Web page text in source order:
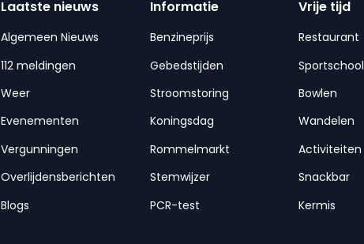
Laatste nieuws
Algemeen Nieuws
112 meldingen
Weer
Evenementen
Vergunningen
Overlijdensberichten
Blogs
Informatie
Benzineprijs
Gebedstijden
Stroomstoring
Koningsdag
Rommelmarkt
Stemwijzer
PCR-test
Vrije tijd
Restaurant
Sportschool
Bowlen
Wandelen
Activiteiten
Snackbar
Kermis